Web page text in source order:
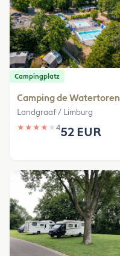
Campingplatz
Camping de Watertoren
Landgraaf / Limburg
★ ★ ★ ★ ★ 452 EUR